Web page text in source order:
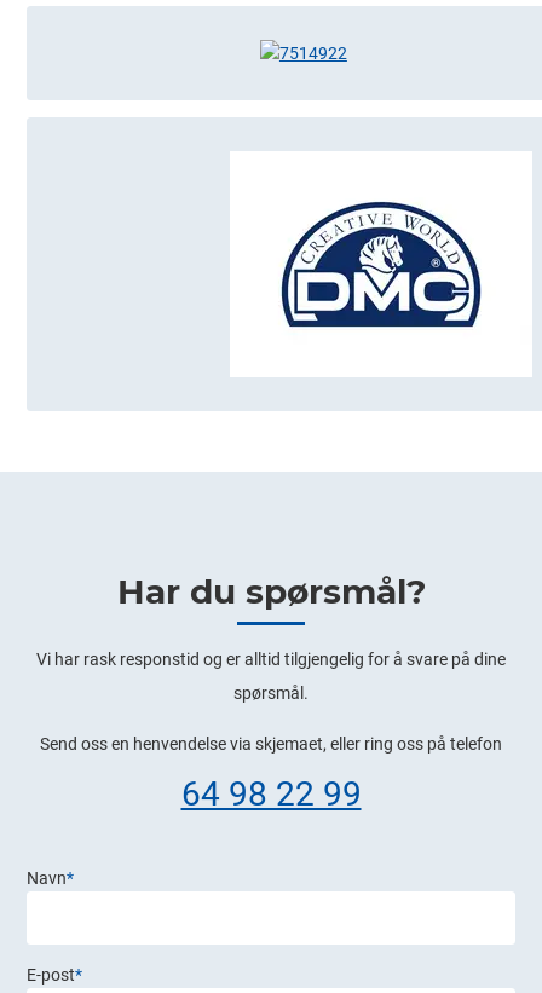
Har du spørsmål?
​Vi har rask responstid og er alltid ​tilgjengelig for å svare på dine
spørsmål.
Send oss en henvendelse via skjemaet, eller ring oss på telefon
64 98 22 99
Navn*
E-post*